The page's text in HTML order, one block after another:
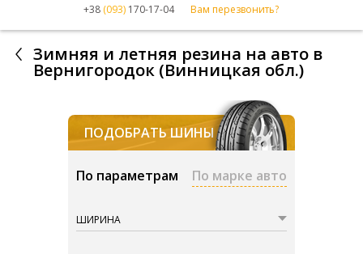
+38 (093) 170-17-04 Вам перезвонить?
Зимняя и летняя резина на авто в
Вернигородок (Винницкая обл.)
ПОДОБРАТЬ ШИНЫ
По параметрам По марке авто
ШИРИНА